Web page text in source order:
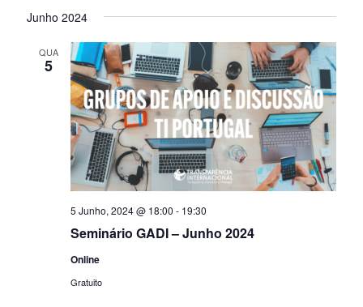
Junho 2024
QUA
5
5 Junho, 2024 @ 18:00 - 19:30
Seminário GADI – Junho 2024
Online
Gratuito